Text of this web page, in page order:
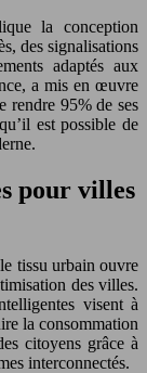
la conception
des signalisations
adaptés aux
a mis en œuvre
rendre 95% de ses
est possible de
pour villes
tissu urbain ouvre
des villes.
visent à
la consommation
citoyens grâce à
interconnectés.